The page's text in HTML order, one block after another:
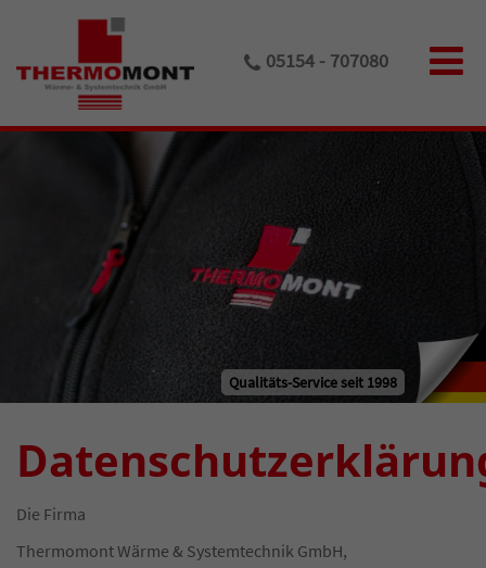
05154 - 707080
Die Firma
Thermomont Wärme & Systemtechnik GmbH,